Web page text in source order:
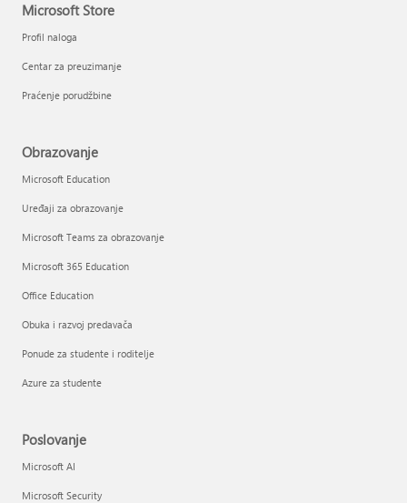
Microsoft Store
Profil naloga
Centar za preuzimanje
Praćenje porudžbine
Obrazovanje
Microsoft Education
Uređaji za obrazovanje
Microsoft Teams za obrazovanje
Microsoft 365 Education
Office Education
Obuka i razvoj predavača
Ponude za studente i roditelje
Azure za studente
Poslovanje
Microsoft AI
Microsoft Security